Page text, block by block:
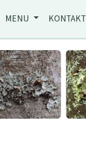
MENU KONTAKT